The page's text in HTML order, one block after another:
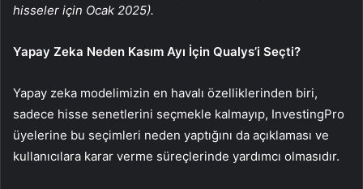
hisseler için Ocak 2025).
Yapay Zeka Neden Kasım Ayı İçin Qualys’i Seçti?
Yapay zeka modelimizin en havalı özelliklerinden biri,
sadece hisse senetlerini seçmekle kalmayıp, InvestingPro
üyelerine bu seçimleri neden yaptığını da açıklaması ve
kullanıcılara karar verme süreçlerinde yardımcı olmasıdır.